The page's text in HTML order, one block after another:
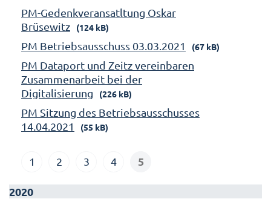
PM-Gedenkveransatltung Oskar
Brüsewitz
(124 kB)
PM Betriebsausschuss 03.03.2021 (67 kB)
PM Dataport und Zeitz vereinbaren
Zusammenarbeit bei der
Digitalisierung
(226 kB)
PM Sitzung des Betriebsausschusses
14.04.2021
(55 kB)
1 2 3 4 5
2020